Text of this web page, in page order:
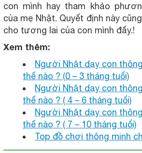
con mình hay tham khảo
của mẹ Nhật. Quyết định này
cho tương lai của con mình đấy.!
Xem thêm:
Người Nhật dạy con
thế nào ? (0 – 3 tháng tuổi)
Người Nhật dạy con
thế nào ? ( 4 – 6 tháng tuổi)
Người Nhật dạy con
thế nào ? ( 7 – 10 tháng tuổi)
Top đồ chơi thông minh